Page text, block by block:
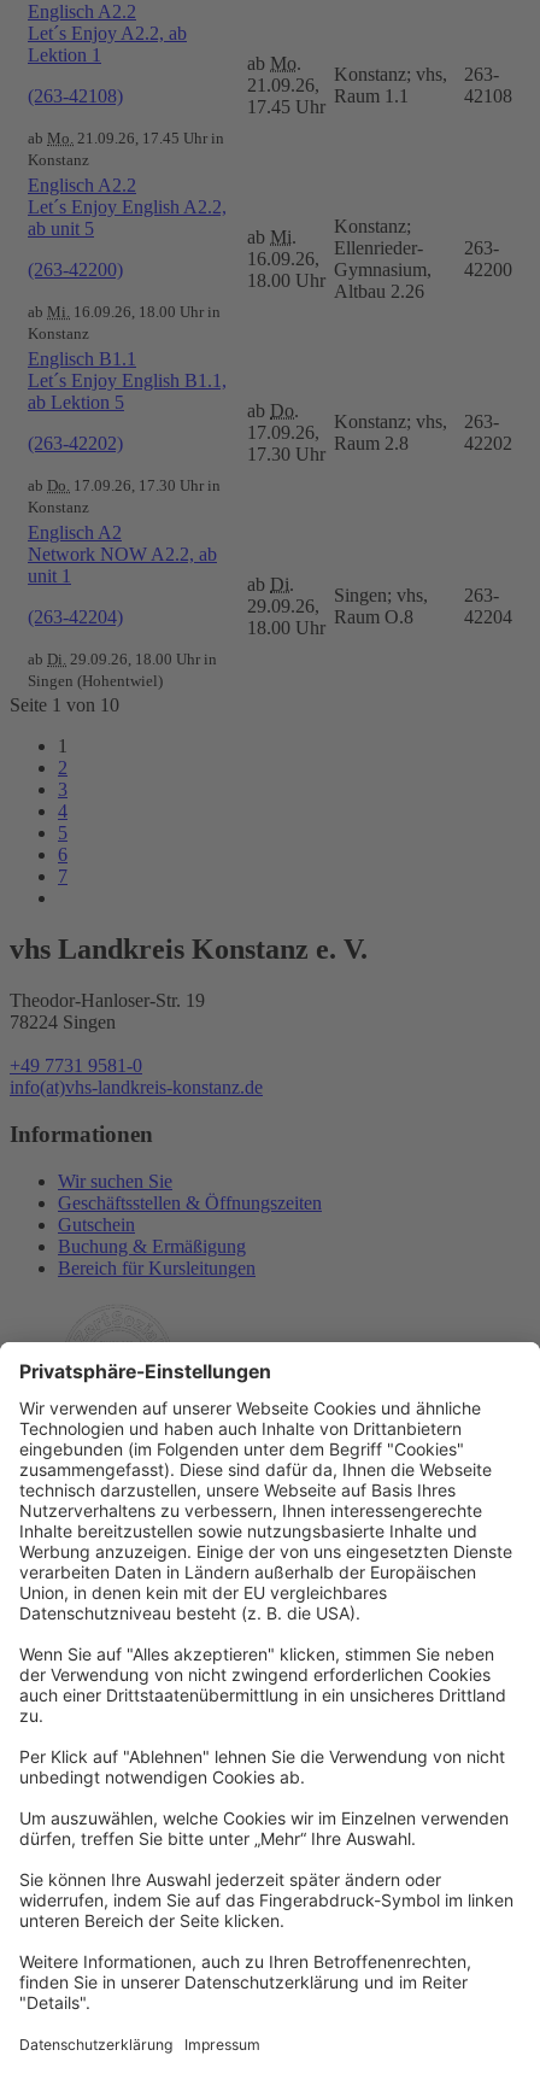
Englisch A2.2
Let´s Enjoy A2.2, ab
Lektion 1
(263-42108)
ab Mo. 21.09.26, 17.45 Uhr in
Konstanz
ab Mo.
21.09.26,
17.45 Uhr
Konstanz; vhs,
Raum 1.1
263-
42108
Englisch A2.2
Let´s Enjoy English A2.2,
ab unit 5
(263-42200)
ab Mi. 16.09.26, 18.00 Uhr in
Konstanz
ab Mi.
16.09.26,
18.00 Uhr
Konstanz;
Ellenrieder-
Gymnasium,
Altbau 2.26
263-
42200
Englisch B1.1
Let´s Enjoy English B1.1,
ab Lektion 5
(263-42202)
ab Do. 17.09.26, 17.30 Uhr in
Konstanz
ab Do.
17.09.26,
17.30 Uhr
Konstanz; vhs,
Raum 2.8
263-
42202
Englisch A2
Network NOW A2.2, ab
unit 1
(263-42204)
ab Di. 29.09.26, 18.00 Uhr in
Singen (Hohentwiel)
ab Di.
29.09.26,
18.00 Uhr
Singen; vhs,
Raum O.8
263-
42204
Seite 1 von 10
1
2
3
4
5
6
7
vhs Landkreis Konstanz e. V.
Theodor-Hanloser-Str. 19
78224 Singen
+49 7731 9581-0
info(at)vhs-landkreis-konstanz.de
Informationen
Wir suchen Sie
Geschäftsstellen & Öffnungszeiten
Gutschein
Buchung & Ermäßigung
Bereich für Kursleitungen
Rechtliches
Allgemeine Geschäftsbedingungen
Widerrufsbelehrung
Datenschutzerklärung
Barrierefreiheitserklärung
Impressum
Newsletter
Per E-Mail informieren wir Sie über interessante Angebote.
Zum Newsletter anmelden
vhs Post
Zur vhs Post anmelden
Kontrast
Kurs-Merkliste